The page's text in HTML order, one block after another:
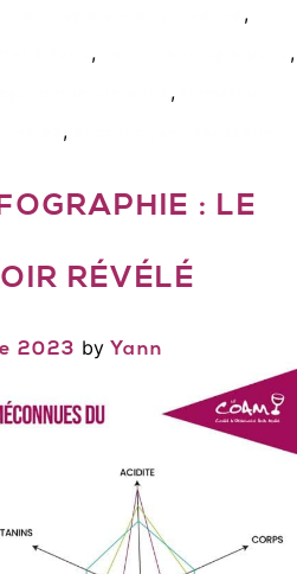
,
, ,
,
,
: LE
RÉVÉLÉ
2023 by Yann